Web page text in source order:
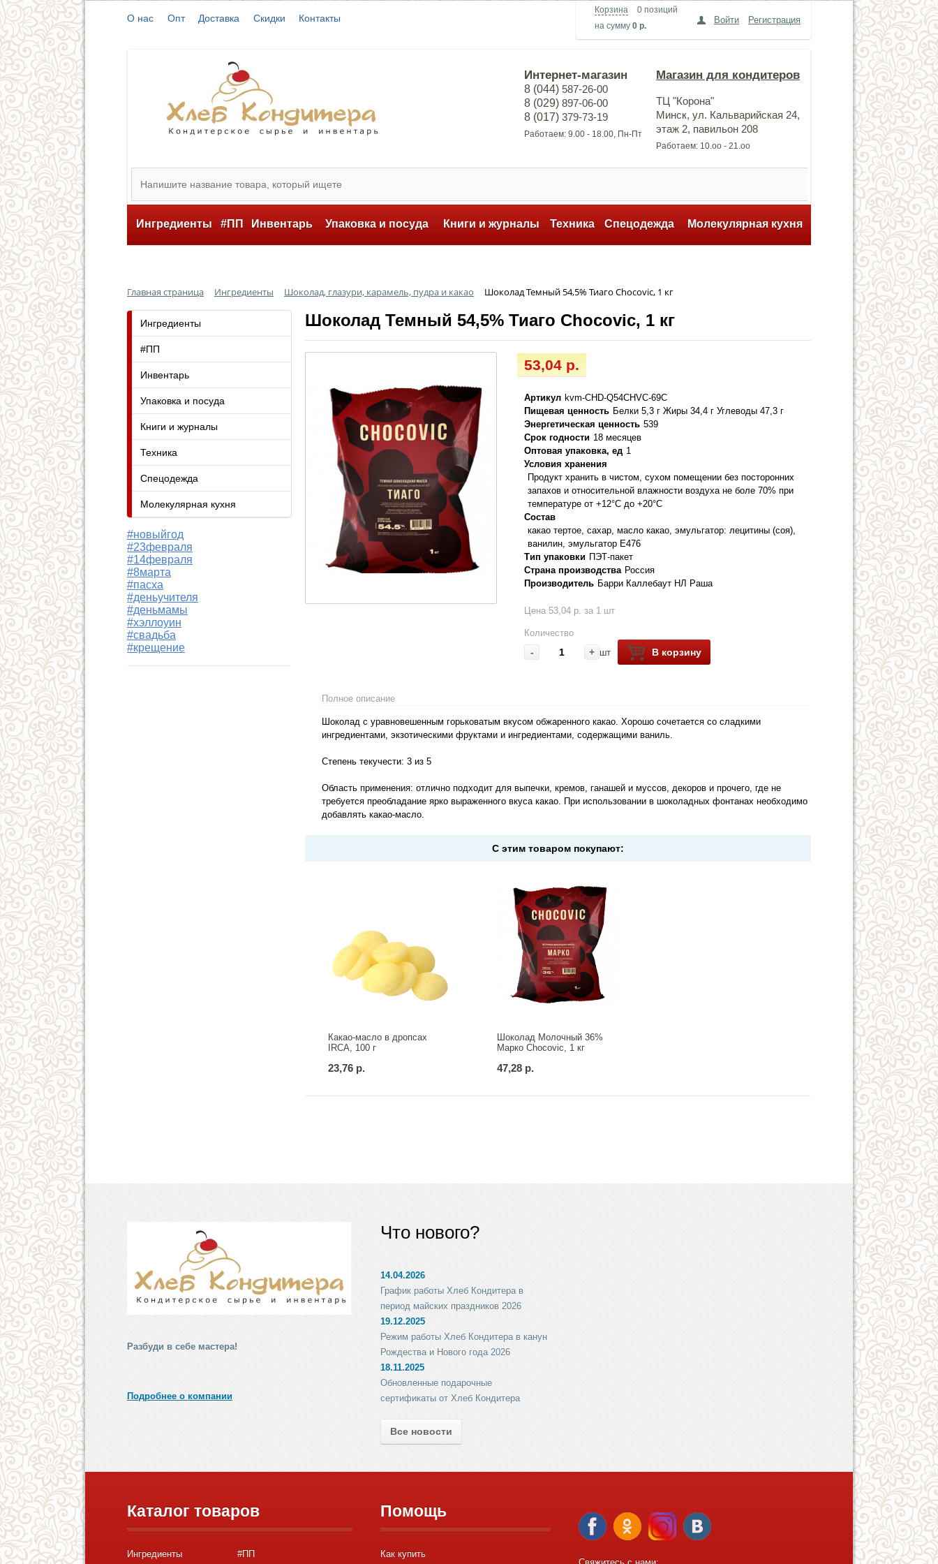
Корзина
0 позиций
на сумму 0 р.
Войти Регистрация
О нас Опт Доставка Скидки Контакты
Интернет-магазин
8 (044) 587-26-00
8 (029) 897-06-00
8 (017) 379-73-19
Работаем: 9.00 - 18.00, Пн-Пт
Магазин для кондитеров
ТЦ "Корона"
Минск, ул. Кальварийская 24,
этаж 2, павильон 208
Работаем: 10.оо - 21.оо
Ингредиенты #ПП Инвентарь Упаковка и посуда Книги и журналы Техника Спецодежда Молекулярная кухня
Главная страница Ингредиенты Шоколад, глазури, карамель, пудра и какао Шоколад Темный 54,5% Тиаго Chocovic, 1 кг
Шоколад Темный 54,5% Тиаго Chocovic, 1 кг
53,04 р.
Артикул kvm-CHD-Q54CHVC-69C
Пищевая ценность Белки 5,3 г Жиры 34,4 г Углеводы 47,3 г
Энергетическая ценность 539
Срок годности 18 месяцев
Оптовая упаковка, ед 1
Условия хранения
Продукт хранить в чистом, сухом помещении без посторонних
запахов и относительной влажности воздуха не боле 70% при
температуре от +12°C до +20°C
Состав
какао тертое, сахар, масло какао, эмульгатор: лецитины (соя),
ванилин, эмульгатор Е476
Тип упаковки ПЭТ-пакет
Страна производства Россия
Производитель Барри Каллебаут НЛ Раша
Цена 53,04 р. за 1 шт
Количество
- + шт В корзину
Полное описание
Шоколад с уравновешенным горьковатым вкусом обжаренного какао. Хорошо сочетается со сладкими
ингредиентами, экзотическими фруктами и ингредиентами, содержащими ваниль.
Степень текучести: 3 из 5
Область применения: отлично подходит для выпечки, кремов, ганашей и муссов, декоров и прочего, где не
требуется преобладание ярко выраженного вкуса какао. При использовании в шоколадных фонтанах необходимо
добавлять какао-масло.
С этим товаром покупают:
Какао-масло в дропсах
IRCA, 100 г
23,76 р.
Шоколад Молочный 36%
Марко Chocovic, 1 кг
47,28 р.
Ингредиенты
#ПП
Инвентарь
Упаковка и посуда
Книги и журналы
Техника
Спецодежда
Молекулярная кухня
#новыйгод
#23февраля
#14февраля
#8марта
#пасха
#деньучителя
#деньмамы
#хэллоуин
#свадьба
#крещение
Разбуди в себе мастера!
Подробнее о компании
Что нового?
14.04.2026
График работы Хлеб Кондитера в
период майских праздников 2026
19.12.2025
Режим работы Хлеб Кондитера в канун
Рождества и Нового года 2026
18.11.2025
Обновленные подарочные
сертификаты от Хлеб Кондитера
Все новости
Каталог товаров
Ингредиенты #ПП
Помощь
Как купить
Свяжитесь с нами: